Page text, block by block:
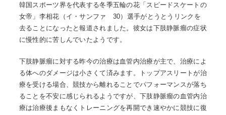
韓国スポーツ界を代表する冬季五輪の花「スピードスケートの
女帝」李相花（イ・サンファ 30）選手がとうとうリンクを
去ることになったと報道されました。彼女は下肢静脈瘤の症状
に慢性的に苦しんでいたようです。
下肢静脈瘤に対する昨今の治療は血管内治療が主で、治療によ
る体へのダメージは小さくて済みます。トップアスリートが治
療を受ける場合、競技から離れることでパフォーマンスが落ち
ることを不安に感じられるようですが、下肢静脈瘤の血管内治
療は治療後まもなくトレーニングを再開でき速やかに競技に復